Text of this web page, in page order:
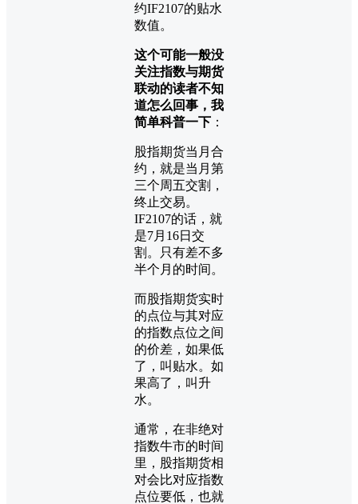
约IF2107的贴水
数值。
这个可能一般没
关注指数与期货
联动的读者不知
道怎么回事，我
简单科普一下 ：
股指期货当月合
约，就是当月第
三个周五交割，
终止交易。
IF2107的话，就
是7月16日交
割。只有差不多
半个月的时间。
而股指期货实时
的点位与其对应
的指数点位之间
的价差，如果低
了，叫贴水。如
果高了，叫升
水。
通常，在非绝对
指数牛市的时间
里，股指期货相
对会比对应指数
点位要低，也就